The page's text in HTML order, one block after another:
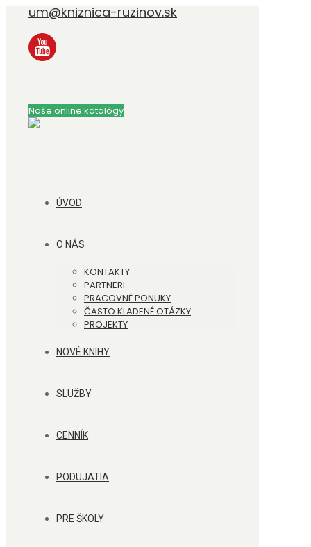
um@kniznica-ruzinov.sk
Naše online katalógy
ÚVOD
O NÁS
KONTAKTY
PARTNERI
PRACOVNÉ PONUKY
ČASTO KLADENÉ OTÁZKY
PROJEKTY
NOVÉ KNIHY
SLUŽBY
CENNÍK
PODUJATIA
PRE ŠKOLY